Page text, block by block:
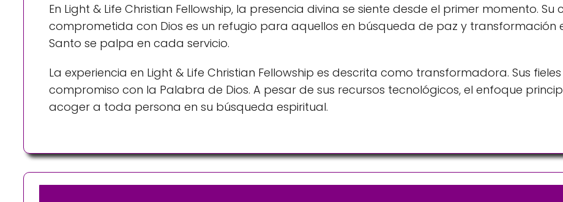
En Light & Life Christian Fellowship, la presencia divina se siente desde el primer momento.
comprometida con Dios es un refugio para aquellos en búsqueda de paz y transformación
Santo se palpa en cada servicio.
La experiencia en Light & Life Christian Fellowship es descrita como transformadora. Sus
compromiso con la Palabra de Dios. A pesar de sus recursos tecnológicos, el enfoque
acoger a toda persona en su búsqueda espiritual.